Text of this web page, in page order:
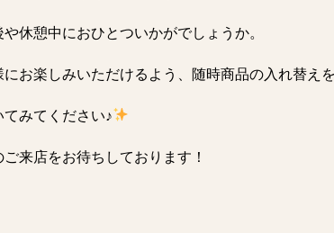
休憩中におひとついかがでしょうか。
お楽しみいただけるよう、随時商品の入れ替え
みてください♪
来店をお待ちしております！